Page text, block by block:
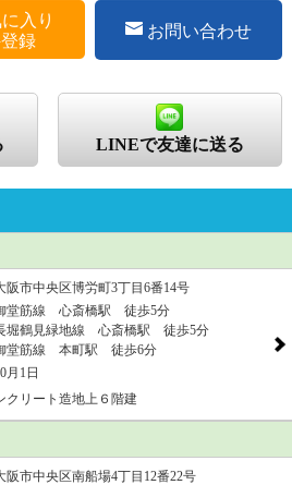
入り
録
お問い合わせ
LINEで友達に送る
阪市中央区博労町3丁目6番14号
堂筋線 心斎橋駅 徒歩5分
堀鶴見緑地線 心斎橋駅 徒歩5分
堂筋線 本町駅 徒歩6分
月1日
クリート造地上６階建
阪市中央区南船場4丁目12番22号